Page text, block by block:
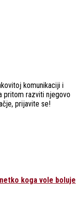
komunikaciji i
pritom razviti njegovo
prijavite se!
koga vole boluje